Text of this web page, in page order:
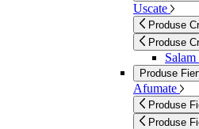
Uscate
Produse
Produse
Produse
Afumate
Produse
Produse